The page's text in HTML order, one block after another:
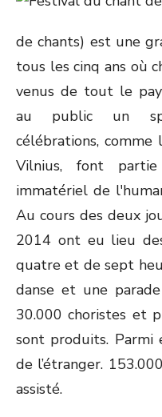
de chants) est une
tous les cinq ans où
venus de tout le
au public un
célébrations,
Vilnius, font
immatériel de
Au cours des deux
2014 ont eu lieu
quatre et de sept
danse et une
30.000 choristes et
sont produits. Parmi
de l’étranger.
assisté.